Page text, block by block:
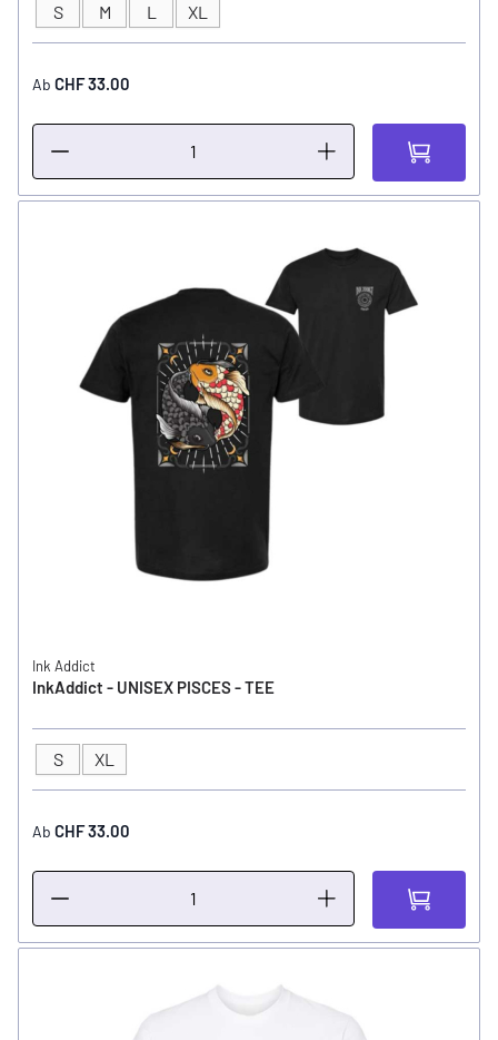
GRÖSSE
S M L XL
Ab CHF 33.00
Ink Addict
InkAddict - UNISEX PISCES - TEE
GRÖSSE
S XL
Ab CHF 33.00